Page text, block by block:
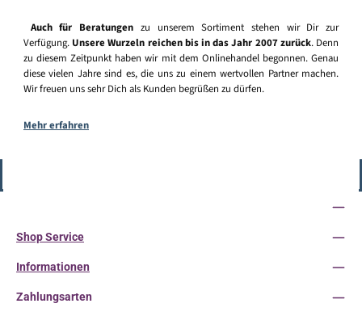
Auch für Beratungen zu unserem Sortiment stehen wir Dir zur
Verfügung. Unsere Wurzeln reichen bis in das Jahr 2007 zurück. Denn
zu diesem Zeitpunkt haben wir mit dem Onlinehandel begonnen. Genau
diese vielen Jahre sind es, die uns zu einem wertvollen Partner machen.
Wir freuen uns sehr Dich als Kunden begrüßen zu dürfen.
Mehr erfahren
Shop Service
Informationen
Zahlungsarten